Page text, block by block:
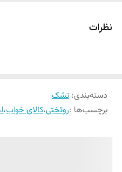
حمایت از ستون
اگر تشک فعلی شما کیفیت خود
نظرات
دسته‌بندی: تشک
برچسب‌ها :روتختی،کالای خواب،